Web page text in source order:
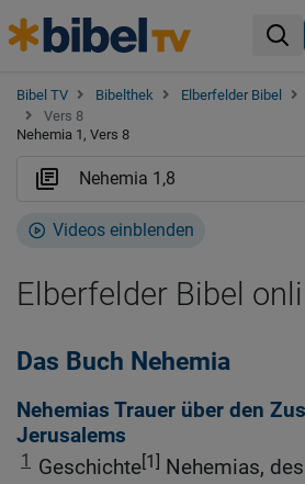
Bibel TV Bibelthek Elberfelder Bibel
Vers 8
Nehemia 1, Vers 8
Videos einblenden
Elberfelder Bibel
Das Buch Nehemia
Nehemias Trauer über den
Jerusalems
1 Geschichte[1] Nehemias,